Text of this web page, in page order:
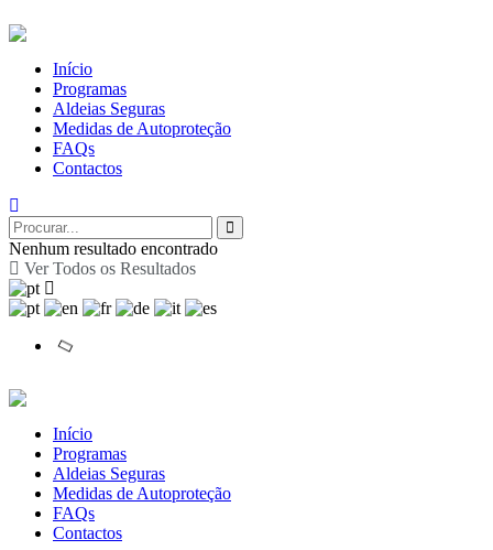
Início
Programas
Aldeias Seguras
Medidas de Autoproteção
FAQs
Contactos
Nenhum resultado encontrado
Ver Todos os Resultados
Início
Programas
Aldeias Seguras
Medidas de Autoproteção
FAQs
Contactos